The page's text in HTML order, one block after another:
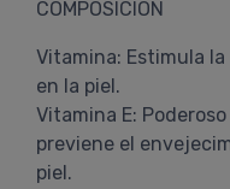
COMPOSICIÓN
Vitamina: Estimula
en la piel.
Vitamina E:
previene el
piel.